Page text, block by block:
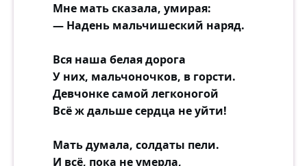
Мне мать сказала, умирая:
— Надень мальчишеский наряд.
Вся наша белая дорога
У них, мальчоночков, в горсти.
Девчонке самой легконогой
Всё ж дальше сердца не уйти!
Мать думала, солдаты пели.
И всё, пока не умерла,